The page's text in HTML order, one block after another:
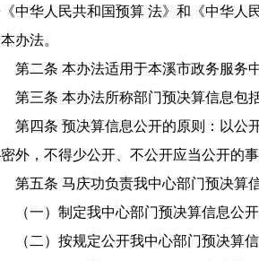
中华人民共和国预算 法》和《中华人
办法。
第二条 本办法适用于本溪市政务服务
第三条 本办法所称部门预决算信息包
第四条 预决算信息公开的原则：以公
外，不得少公开、不公开应当公开的
第五条 马庆功负责我中心部门预决算
（一）制定我中心部门预决算信息公
（二）按规定公开我中心部门预决算信